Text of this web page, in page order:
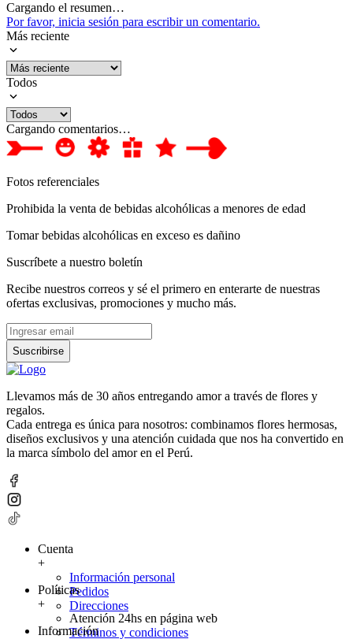
Cargando el resumen…
Por favor, inicia sesión para escribir un comentario.
Más reciente
Todos
Cargando comentarios…
Fotos referenciales
Prohibida la venta de bebidas alcohólicas a menores de edad
Tomar bebidas alcohólicas en exceso es dañino
Suscríbete a nuestro boletín
Recibe nuestros correos y sé el primero en enterarte de nuestras
ofertas exclusivas, promociones y mucho más.
Suscribirse
Llevamos más de 30 años entregando amor a través de flores y
regalos.
Cada entrega es única para nosotros: combinamos flores hermosas,
diseños exclusivos y una atención cuidada que nos ha convertido en
la marca símbolo del amor en el Perú.
Cuenta
+
Información personal
Pedidos
Direcciones
Políticas
+
Atención 24hs en página web
Términos y condiciones
Información